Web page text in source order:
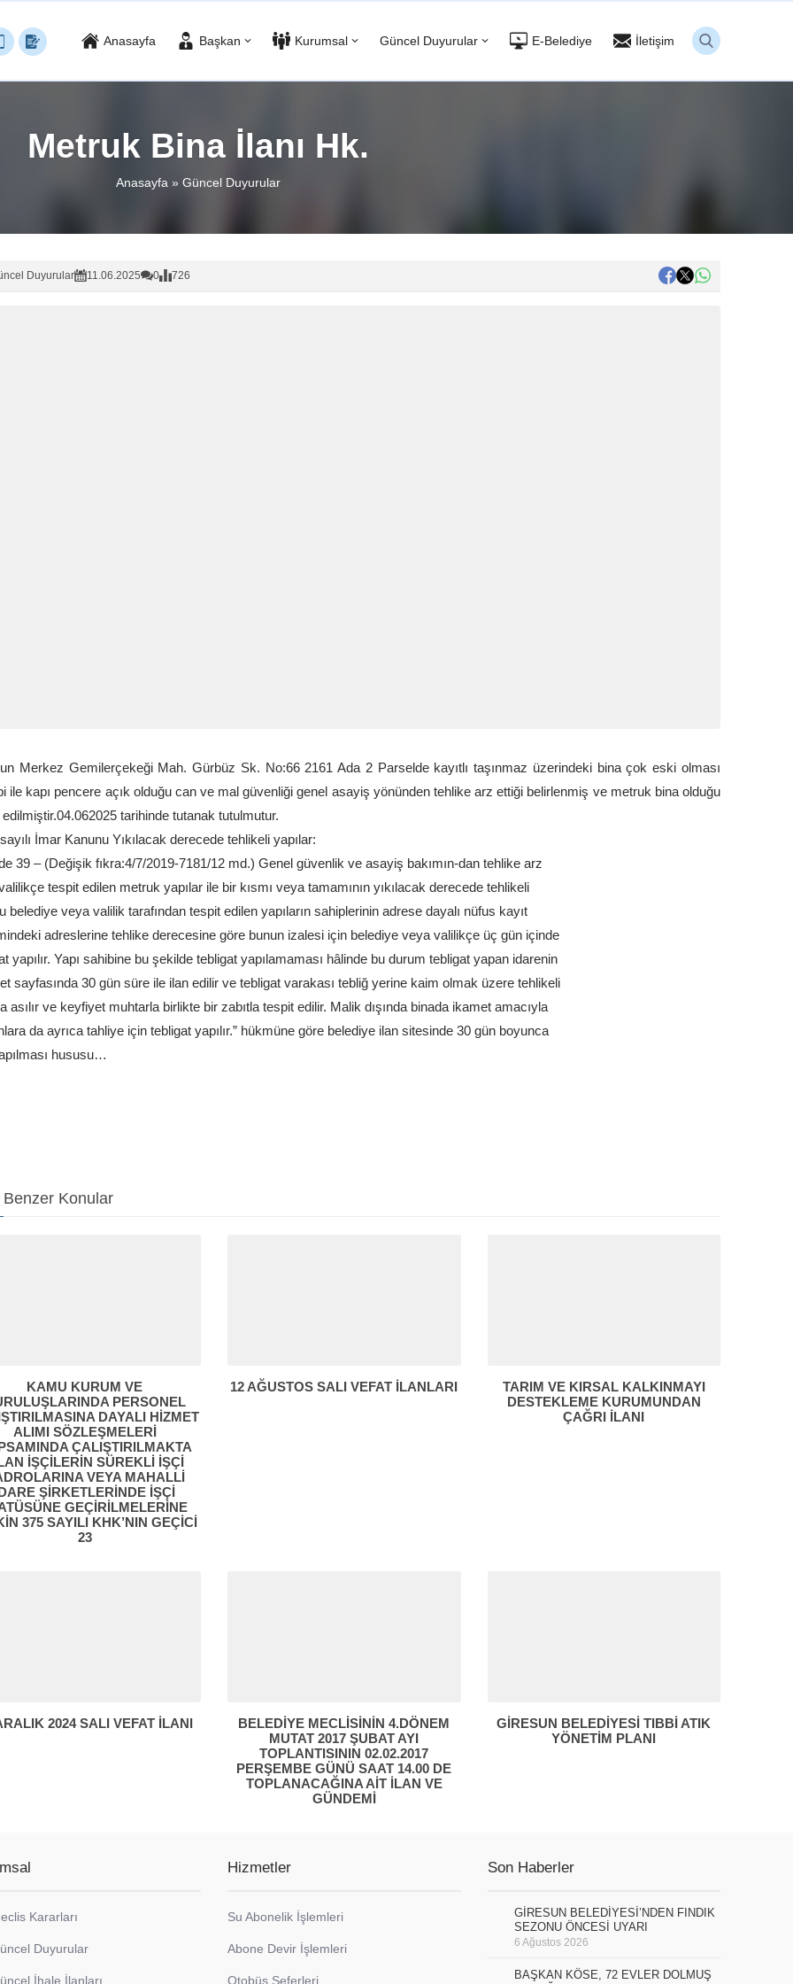
Anasayfa Başkan Kurumsal Güncel Duyurular E-Belediye İletişim
Metruk Bina İlanı Hk.
Anasayfa » Güncel Duyurular
Duyurular 11.06.2025 0 726
Merkez Gemilerçekeği Mah. Gürbüz Sk. No:66 2161 Ada 2 Parselde kayıtlı taşınmaz üzerindeki bina çok eski olması
ile kapı pencere açık olduğu can ve mal güvenliği genel asayiş yönünden tehlike arz ettiği belirlenmiş ve metruk bina olduğu
tarihinde tutanak tutulmutur.
İmar Kanunu Yıkılacak derecede tehlikeli yapılar:
39 – (Değişik fıkra:4/7/2019-7181/12 md.) Genel güvenlik ve asayiş bakımın-dan tehlike arz
tespit edilen metruk yapılar ile bir kısmı veya tamamının yıkılacak derecede tehlikeli
belediye veya valilik tarafından tespit edilen yapıların sahiplerinin adrese dayalı nüfus kayıt
adreslerine tehlike derecesine göre bunun izalesi için belediye veya valilikçe üç gün içinde
yapılır. Yapı sahibine bu şekilde tebligat yapılamaması hâlinde bu durum tebligat yapan idarenin
sayfasında 30 gün süre ile ilan edilir ve tebligat varakası tebliğ yerine kaim olmak üzere tehlikeli
asılır ve keyfiyet muhtarla birlikte bir zabıtla tespit edilir. Malik dışında binada ikamet amacıyla
da ayrıca tahliye için tebligat yapılır.” hükmüne göre belediye ilan sitesinde 30 gün boyunca
hususu…
Benzer Konular
KAMU KURUM VE
PERSONEL
DAYALI HİZMET
ALIMI SÖZLEŞMELERİ
ÇALIŞTIRILMAKTA
İŞÇİLERİN SÜREKLİ İŞÇİ
VEYA MAHALLİ
ŞİRKETLERİNDE İŞÇİ
GEÇİRİLMELERİNE
375 SAYILI KHK’NIN GEÇİCİ
23
12 AĞUSTOS SALI VEFAT İLANLARI
TARIM VE KIRSAL KALKINMAYI
DESTEKLEME KURUMUNDAN
ÇAĞRI İLANI
2024 SALI VEFAT İLANI
BELEDİYE MECLİSİNİN 4.DÖNEM
MUTAT 2017 ŞUBAT AYI
TOPLANTISININ 02.02.2017
PERŞEMBE GÜNÜ SAAT 14.00 DE
TOPLANACAĞINA AİT İLAN VE
GÜNDEMİ
GİRESUN BELEDİYESİ TIBBİ ATIK
YÖNETİM PLANI
Kararları
Duyurular
İhale İlanları
Hizmetler
Su Abonelik İşlemleri
Abone Devir İşlemleri
Otobüs Seferleri
Son Haberler
GİRESUN BELEDİYESİ’NDEN FINDIK
SEZONU ÖNCESİ UYARI
6 Ağustos 2026
BAŞKAN KÖSE, 72 EVLER DOLMUŞ